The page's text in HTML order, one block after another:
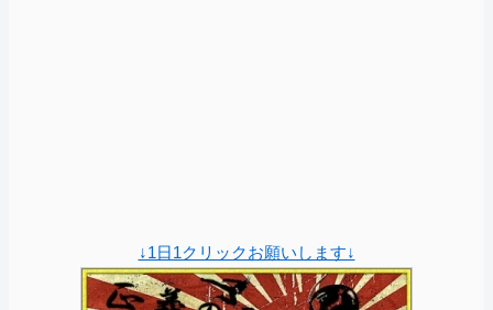
↓1日1クリックお願いします↓